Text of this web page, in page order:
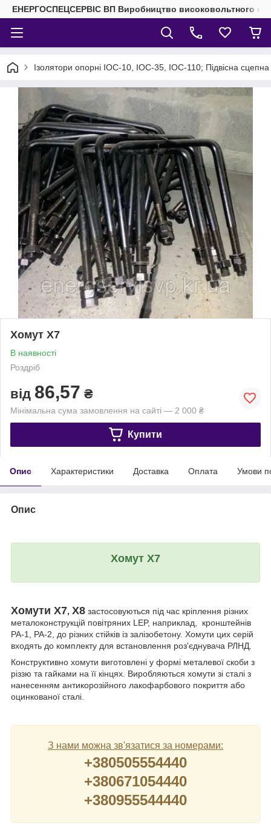
ЕНЕРГОСПЕЦСЕРВІС ВП Виробництво високовольтного
Ізолятори опорні ІОС-10, ІОС-35, ІОС-110; Підвісна сцепна
Хомут Х7
В наявності
Роздріб
від 86,57 ₴
Мінімальна сума замовлення на сайті — 2 000 ₴
Купити
Опис Характеристики Доставка Оплата Умови
Опис
Хомут Х7
Хомути Х7, Х8 застосовуються під час кріплення різних
металоконструкцій повітряних LEP, наприклад, кронштейнів
РА-1, РА-2, до різних стійків із залізобетону. Хомути цих серій
входять до комплекту для встановлення роз'єднувача РЛНД.
Конструктивно хомути виготовлені у формі металевої скоби з
різзю та гайками на її кінцях. Виробляються хомути зі сталі з
нанесенням антикорозійного лакофарбового покриття або
оцинкованої сталі.
З нами можна зв'язатися за номерами:
+380505554440
+380671054440
+380955544440